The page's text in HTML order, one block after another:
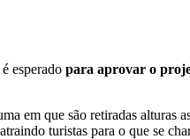
esperado para aprovar o
em que são retiradas
turistas para o que se